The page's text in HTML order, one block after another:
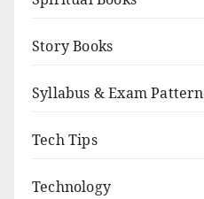
Story Books
Syllabus & Exam Pattern
Tech Tips
Technology